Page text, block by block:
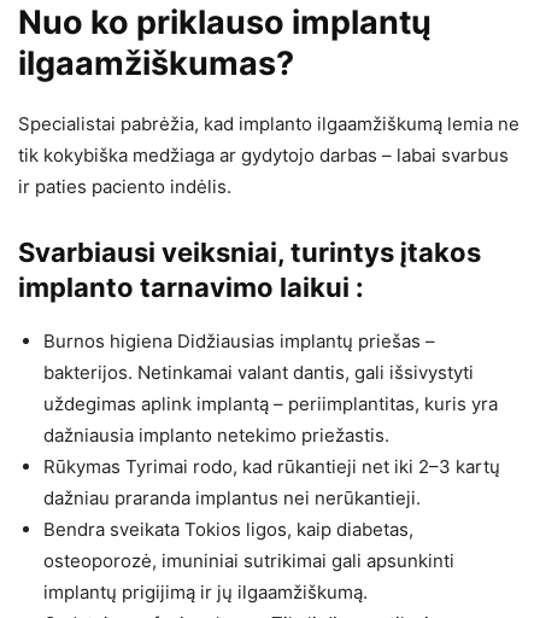
Nuo ko priklauso implantų
ilgaamžiškumas?
Specialistai pabrėžia, kad implanto ilgaamžiškumą lemia ne
tik kokybiška medžiaga ar gydytojo darbas – labai svarbus
ir paties paciento indėlis.
Svarbiausi veiksniai, turintys įtakos
implanto tarnavimo laikui :
Burnos higiena Didžiausias implantų priešas –
bakterijos. Netinkamai valant dantis, gali išsivystyti
uždegimas aplink implantą – periimplantitas, kuris yra
dažniausia implanto netekimo priežastis.
Rūkymas Tyrimai rodo, kad rūkantieji net iki 2–3 kartų
dažniau praranda implantus nei nerūkantieji.
Bendra sveikata Tokios ligos, kaip diabetas,
osteoporozė, imuniniai sutrikimai gali apsunkinti
implantų prigijimą ir jų ilgaamžiškumą.